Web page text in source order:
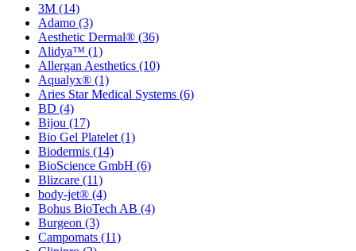
3M (14)
Adamo (3)
Aesthetic Dermal® (36)
Alidya™ (1)
Allergan Aesthetics (10)
Aqualyx® (1)
Aries Star Medical Systems (6)
BD (4)
Bijou (17)
Bio Gel Platelet (1)
Biodermis (14)
BioScience GmbH (6)
Blizcare (11)
body-jet® (4)
Bohus BioTech AB (4)
Burgeon (3)
Campomats (11)